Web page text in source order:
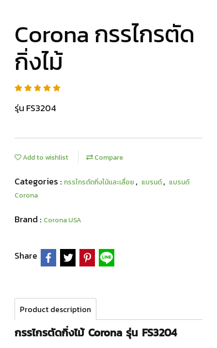
Corona กรรไกรตัด
กิ่งไม้
รุ่น FS3204
Add to wishlist Compare
Categories : กรรไกรตัดกิ่งไม้เเละเลื่อย , แบรนด์, แบรนด์
Corona
Brand : Corona USA
Share
Product description
กรรไกรตัดกิ่งไม้ Corona รุ่น FS3204